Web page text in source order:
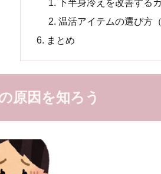
温活アイテムの選び方
まとめ
原因を知ろう